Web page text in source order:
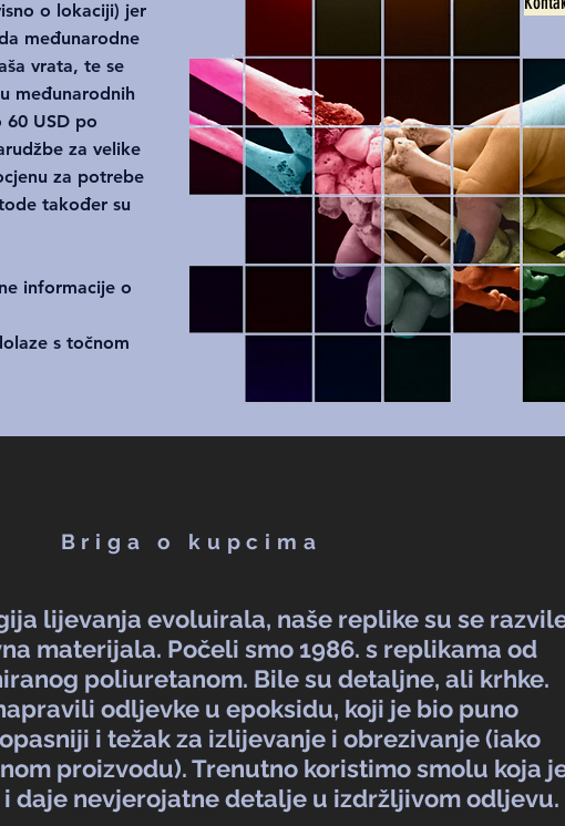
o lokaciji) jer
međunarodne
vrata, te se
međunarodnih
USD po
za velike
za potrebe
također su
informacije o
s točnom
Briga o kupcima
lijevanja evoluirala, naše replike su se
materijala. Počeli smo 1986. s replikama od
poliuretanom. Bile su detaljne, ali krhke.
odljevke u epoksidu, koji je bio puno
i težak za izlijevanje i obrezivanje (iako
proizvodu). Trenutno koristimo smolu koja
daje nevjerojatne detalje u izdržljivom odljevu.